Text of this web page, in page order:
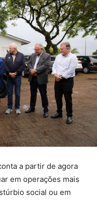
a partir de agora
em operações mais
social ou em